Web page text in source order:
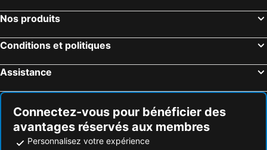
Nos produits
Conditions et politiques
Assistance
Connectez-vous pour bénéficier des
avantages réservés aux membres
Personnalisez votre expérience